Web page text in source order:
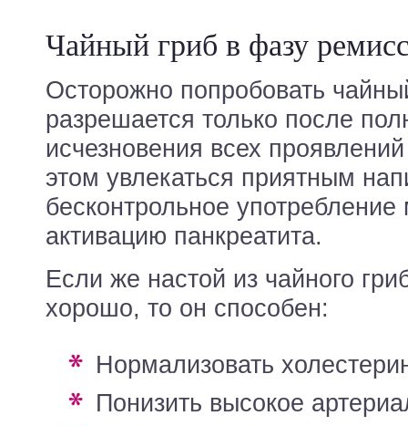
Чайный гриб в фазу
Осторожно попробовать
разрешается только после
исчезновения всех
этом увлекаться приятным
бесконтрольное
активацию панкреатита.
Если же настой из чайного
хорошо, то он способен:
нормализовать
понизить высокое